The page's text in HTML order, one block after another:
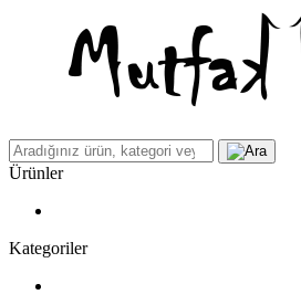
Ürünler
Kategoriler